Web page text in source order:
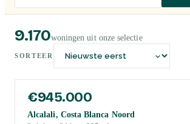
9.170woningen uit onze selectie
SORTEER
€945.000
Alcalali, Costa Blanca Noord